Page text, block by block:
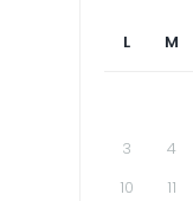
L M
3
4
10
11